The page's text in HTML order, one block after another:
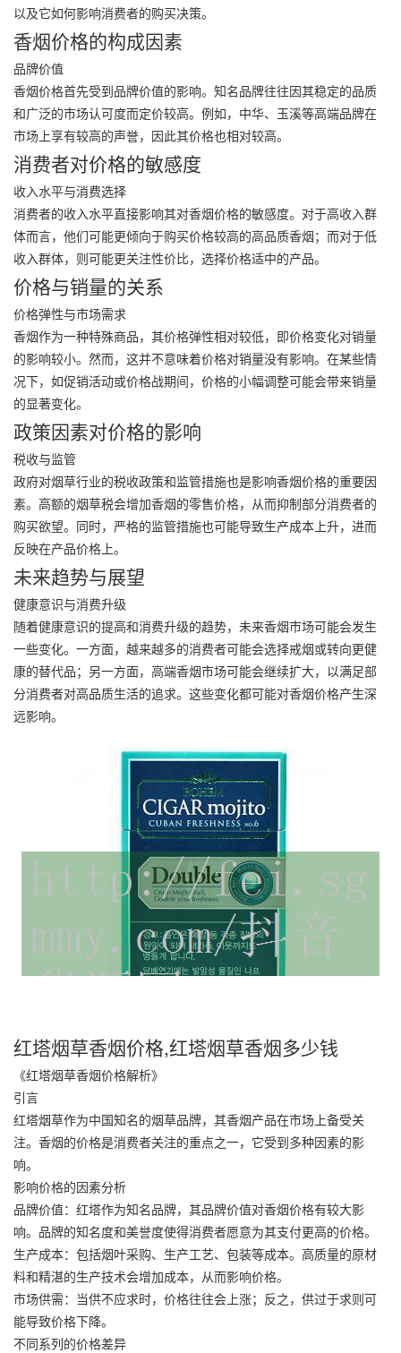
以及它如何影响消费者的购买决策。
香烟价格的构成因素
品牌价值
香烟价格首先受到品牌价值的影响。知名品牌往往因其稳定的品质
和广泛的市场认可度而定价较高。例如，中华、玉溪等高端品牌在
市场上享有较高的声誉，因此其价格也相对较高。
消费者对价格的敏感度
收入水平与消费选择
消费者的收入水平直接影响其对香烟价格的敏感度。对于高收入群
体而言，他们可能更倾向于购买价格较高的高品质香烟；而对于低
收入群体，则可能更关注性价比，选择价格适中的产品。
价格与销量的关系
价格弹性与市场需求
香烟作为一种特殊商品，其价格弹性相对较低，即价格变化对销量
的影响较小。然而，这并不意味着价格对销量没有影响。在某些情
况下，如促销活动或价格战期间，价格的小幅调整可能会带来销量
的显著变化。
政策因素对价格的影响
税收与监管
政府对烟草行业的税收政策和监管措施也是影响香烟价格的重要因
素。高额的烟草税会增加香烟的零售价格，从而抑制部分消费者的
购买欲望。同时，严格的监管措施也可能导致生产成本上升，进而
反映在产品价格上。
未来趋势与展望
健康意识与消费升级
随着健康意识的提高和消费升级的趋势，未来香烟市场可能会发生
一些变化。一方面，越来越多的消费者可能会选择戒烟或转向更健
康的替代品；另一方面，高端香烟市场可能会继续扩大，以满足部
分消费者对高品质生活的追求。这些变化都可能对香烟价格产生深
远影响。
红塔烟草香烟价格,红塔烟草香烟多少钱
《红塔烟草香烟价格解析》
引言
红塔烟草作为中国知名的烟草品牌，其香烟产品在市场上备受关
注。香烟的价格是消费者关注的重点之一，它受到多种因素的影
响。
影响价格的因素分析
品牌价值： 红塔作为知名品牌，其品牌价值对香烟价格有较大影
响。品牌的知名度和美誉度使得消费者愿意为其支付更高的价格。
生产成本：包括烟叶采购、生产工艺、包装等成本。高质量的原材
料和精湛的生产技术会增加成本，从而影响价格。
市场供需：当供不应求时，价格往往会上涨；反之，供过于求则可
能导致价格下降。
不同系列的价格差异